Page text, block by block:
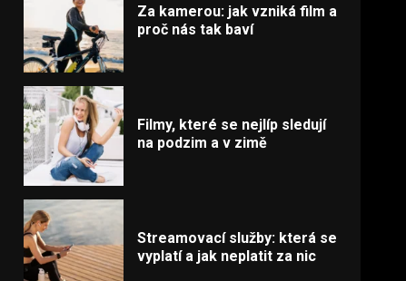
Za kamerou: jak vzniká film a
proč nás tak baví
Filmy, které se nejlíp sledují
na podzim a v zimě
Streamovací služby: která se
vyplatí a jak neplatit za nic